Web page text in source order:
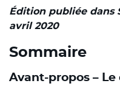
Édition publiée dans
avril 2020
Sommaire
Avant-propos –